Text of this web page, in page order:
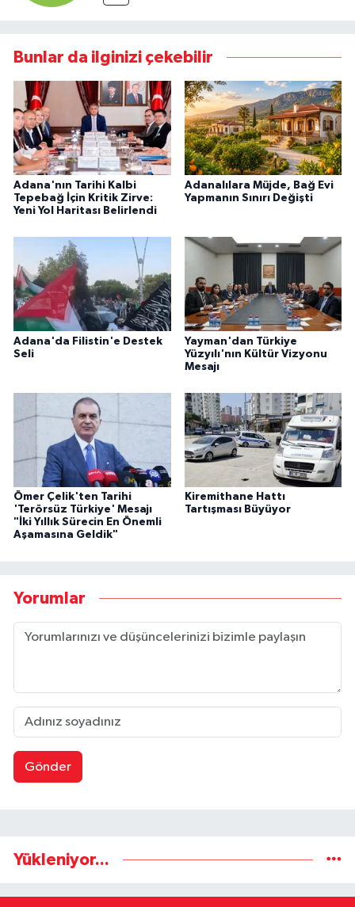
Bunlar da ilginizi çekebilir
Adana'nın Tarihi Kalbi
Tepebağ İçin Kritik Zirve:
Yeni Yol Haritası Belirlendi
Adanalılara Müjde, Bağ Evi
Yapmanın Sınırı Değişti
Adana'da Filistin'e Destek
Seli
Yayman'dan Türkiye
Yüzyılı'nın Kültür Vizyonu
Mesajı
Ömer Çelik'ten Tarihi
'Terörsüz Türkiye' Mesajı
"İki Yıllık Sürecin En Önemli
Aşamasına Geldik"
Kiremithane Hattı
Tartışması Büyüyor
Yorumlar
Gönder
Yükleniyor...